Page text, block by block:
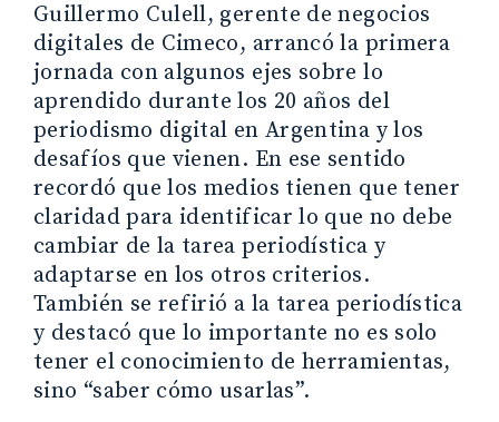
Guillermo Culell, gerente de negocios
digitales de Cimeco, arrancó la primera
jornada con algunos ejes sobre lo
aprendido durante los 20 años del
periodismo digital en Argentina y los
desafíos que vienen. En ese sentido
recordó que los medios tienen que tener
claridad para identificar lo que no debe
cambiar de la tarea periodística y
adaptarse en los otros criterios.
También se refirió a la tarea periodística
y destacó que lo importante no es solo
tener el conocimiento de herramientas,
sino “saber cómo usarlas”.